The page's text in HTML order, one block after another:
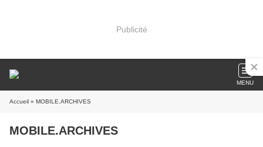
Publicité
MENU
Accueil » MOBILE.ARCHIVES
MOBILE.ARCHIVES